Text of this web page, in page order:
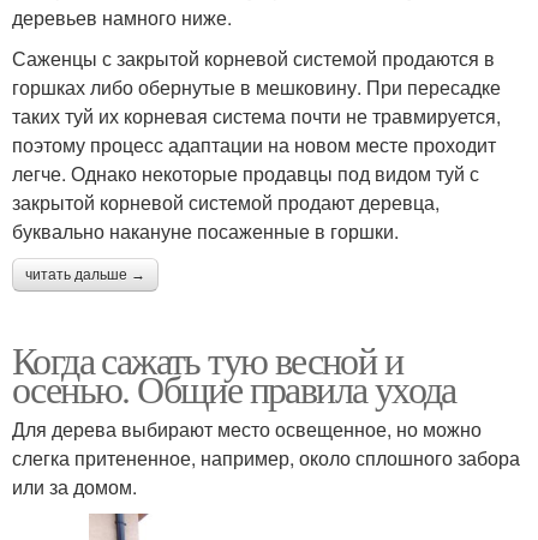
деревьев намного ниже.
Саженцы с закрытой корневой системой продаются в
горшках либо обернутые в мешковину. При пересадке
таких туй их корневая система почти не травмируется,
поэтому процесс адаптации на новом месте проходит
легче. Однако некоторые продавцы под видом туй с
закрытой корневой системой продают деревца,
буквально накануне посаженные в горшки.
читать дальше →
Когда сажать тую весной и
осенью. Общие правила ухода
Для дерева выбирают место освещенное, но можно
слегка притененное, например, около сплошного забора
или за домом.